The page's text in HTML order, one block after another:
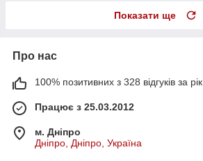
Показати ще
Про нас
100% позитивних з 328 відгуків за рік
Працює з 25.03.2012
м. Дніпро
Дніпро, Дніпро, Україна